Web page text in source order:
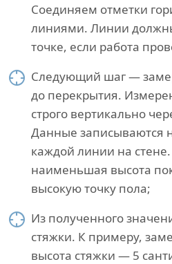
Соединяем отметки
линиями. Линии
точке, если работа
Следующий шаг —
до перекрытия.
строго вертикально
Данные записываются
каждой линии на
наименьшая высота
высокую точку пола;
Из полученного
стяжки. К примеру,
высота стяжки — 5